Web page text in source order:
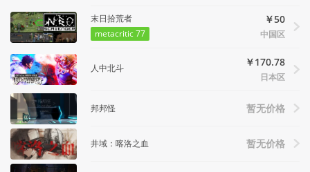
末日拾荒者
metacritic 77
￥50
中国区
人中北斗 ￥170.78
日本区
邦邦怪 暂无价格
井域：喀洛之血 暂无价格